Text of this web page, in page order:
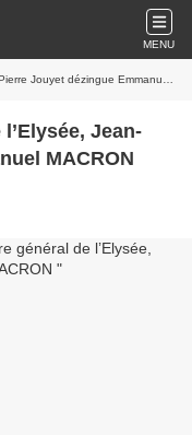
MENU
dézingue Emmanuel MACRON
Jean-
MACRON